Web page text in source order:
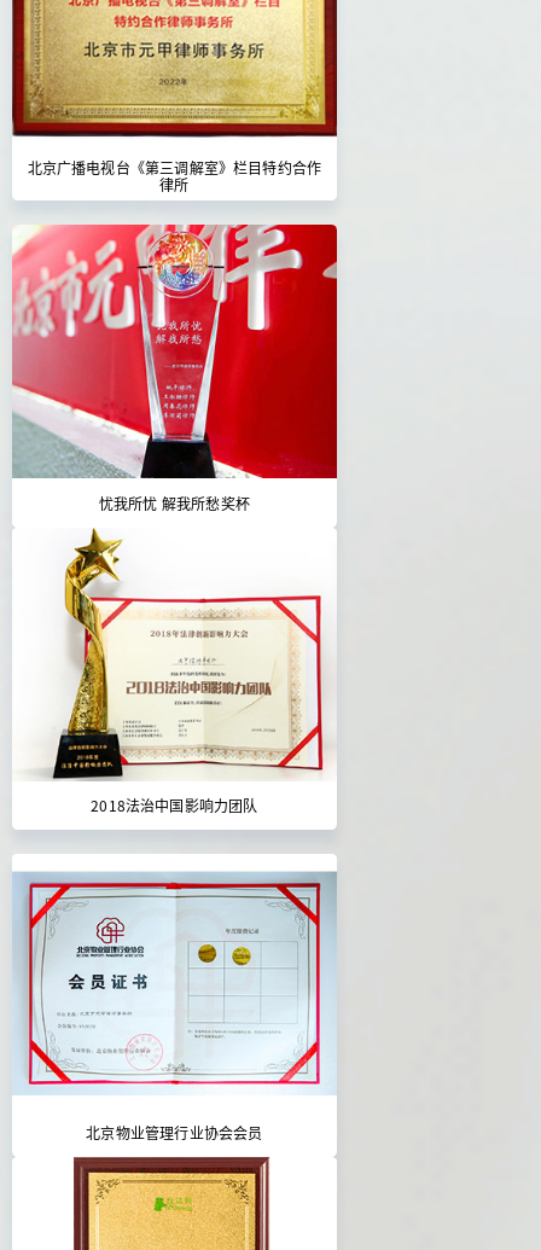
北京广播电视台《第三调解室》栏目特约合作
律所
忧我所忧 解我所愁奖杯
2018法治中国影响力团队
北京物业管理行业协会会员